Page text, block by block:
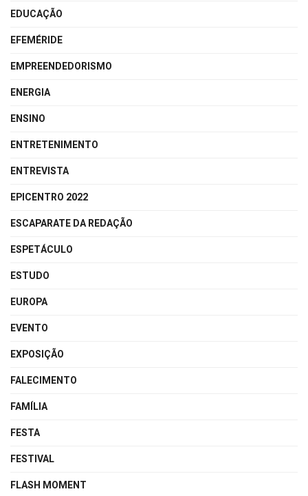
EDUCAÇÃO
EFEMÉRIDE
EMPREENDEDORISMO
ENERGIA
ENSINO
ENTRETENIMENTO
ENTREVISTA
EPICENTRO 2022
ESCAPARATE DA REDAÇÃO
ESPETÁCULO
ESTUDO
EUROPA
EVENTO
EXPOSIÇÃO
FALECIMENTO
FAMÍLIA
FESTA
FESTIVAL
FLASH MOMENT